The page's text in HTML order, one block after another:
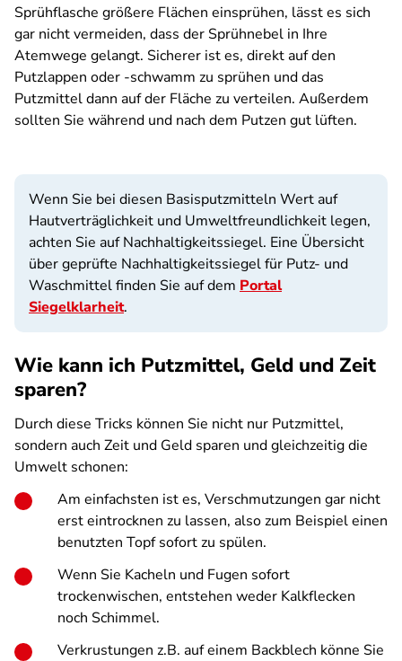
Sprühflasche größere Flächen einsprühen, lässt es sich
gar nicht vermeiden, dass der Sprühnebel in Ihre
Atemwege gelangt. Sicherer ist es, direkt auf den
Putzlappen oder -schwamm zu sprühen und das
Putzmittel dann auf der Fläche zu verteilen. Außerdem
sollten Sie während und nach dem Putzen gut lüften.
Wenn Sie bei diesen Basisputzmitteln Wert auf
Hautverträglichkeit und Umweltfreundlichkeit legen,
achten Sie auf Nachhaltigkeitssiegel. Eine Übersicht
über geprüfte Nachhaltigkeitssiegel für Putz- und
Waschmittel finden Sie auf dem Portal
Siegelklarheit.
Wie kann ich Putzmittel, Geld und Zeit
sparen?
Durch diese Tricks können Sie nicht nur Putzmittel,
sondern auch Zeit und Geld sparen und gleichzeitig die
Umwelt schonen:
Am einfachsten ist es, Verschmutzungen gar nicht
erst eintrocknen zu lassen, also zum Beispiel einen
benutzten Topf sofort zu spülen.
Wenn Sie Kacheln und Fugen sofort
trockenwischen, entstehen weder Kalkflecken
noch Schimmel.
Verkrustungen z.B. auf einem Backblech könne Sie